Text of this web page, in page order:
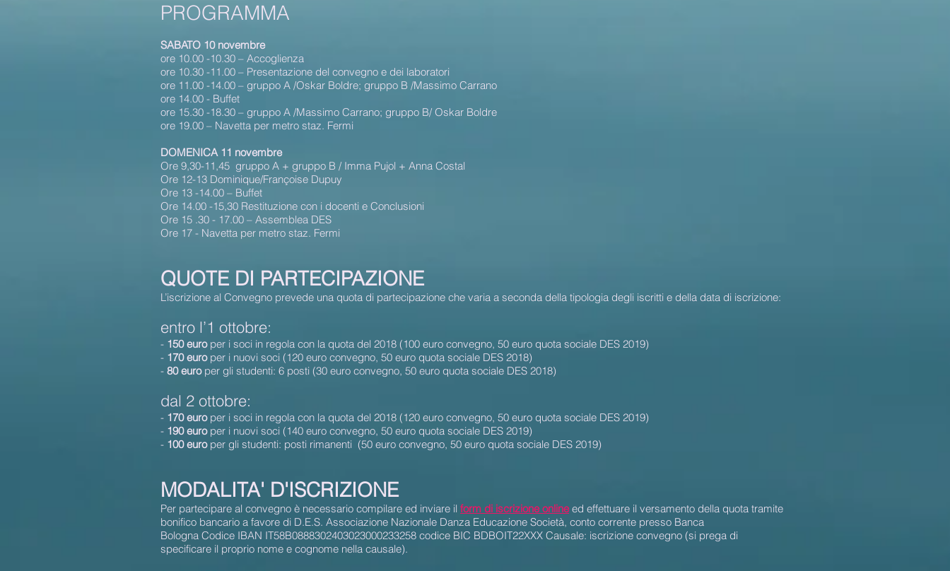
PROGRAMMA
SABATO 10 novembre
ore 10.00 -10.30 – Accoglienza
ore 10.30 -11.00 – Presentazione del convegno e dei laboratori
ore 11.00 -14.00 – gruppo A /Oskar Boldre; gruppo B /Massimo Carrano
ore 14.00 - Buffet
ore 15.30 -18.30 – gruppo A /Massimo Carrano; gruppo B/ Oskar Boldre
ore 19.00 – Navetta per metro staz. Fermi
DOMENICA 11 novembre
Ore 9,30-11,45 gruppo A + gruppo B / Imma Pujol + Anna Costal
Ore 12-13 Dominique/Françoise Dupuy
Ore 13 -14.00 – Buffet
Ore 14.00 -15,30 Restituzione con i docenti e Conclusioni
Ore 15 .30 - 17.00 – Assemblea DES
Ore 17 - Navetta per metro staz. Fermi
QUOTE DI PARTECIPAZIONE
L’iscrizione al Convegno prevede una quota di partecipazione che varia a seconda della tipologia degli iscritti e della data di iscrizione:
entro l’1 ottobre:
- 150 europer i soci in regola con la quota del 2018 (100 euro convegno, 50 euro quota sociale DES 2019)
- 170 europer i nuovi soci (120 euro convegno, 50 euro quota sociale DES 2018)
- 80 europer gli studenti: 6 posti (30 euro convegno, 50 euro quota sociale DES 2018)
dal 2 ottobre:
- 170 europer i soci in regola con la quota del 2018 (120 euro convegno, 50 euro quota sociale DES 2019)
- 190 europer i nuovi soci (140 euro convegno, 50 euro quota sociale DES 2019)
- 100 europer gli studenti: posti rimanenti (50 euro convegno, 50 euro quota sociale DES 2019)
MODALITA' D'ISCRIZIONE
Per partecipare al convegno è necessario compilare ed inviare il form di iscrizione onlineed effettuare il versamento della quota tramite
bonifico bancario a favore di D.E.S. Associazione Nazionale Danza Educazione Società, conto corrente presso Banca
Bologna Codice IBAN IT58B0888302403023000233258 codice BIC BDBOIT22XXX Causale: iscrizione convegno (si prega di
specificare il proprio nome e cognome nella causale).